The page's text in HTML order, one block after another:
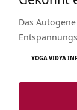
Das
YOGA VIDYA